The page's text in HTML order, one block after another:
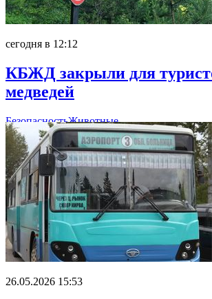
сегодня в 12:12
КБЖД закрыли для
медведей
БезопасностьЖивотные
26.05.2026 15:53